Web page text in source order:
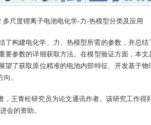
多尺度锂离子电池电化学-力-热模型分类及应用
了构建电化学、力、热模型所需的参数，并总
要参数的详细获取方法。在模型验证方面，本
望了获取原位精准的电池内部特征、开发基于
。
王青松研究员为论文通讯作者。该研究工作得
会的资助。